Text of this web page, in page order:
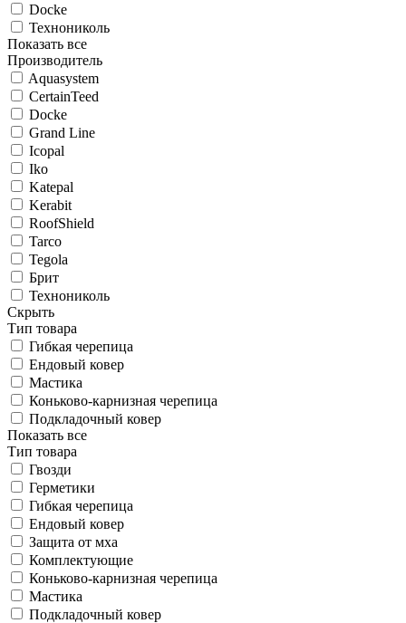
Docke
Технониколь
Показать все
Производитель
Aquasystem
CertainTeed
Docke
Grand Line
Icopal
Iko
Katepal
Kerabit
RoofShield
Tarco
Tegola
Брит
Технониколь
Скрыть
Тип товара
Гибкая черепица
Ендовый ковер
Мастика
Коньково-карнизная черепица
Подкладочный ковер
Показать все
Тип товара
Гвозди
Герметики
Гибкая черепица
Ендовый ковер
Защита от мха
Комплектующие
Коньково-карнизная черепица
Мастика
Подкладочный ковер